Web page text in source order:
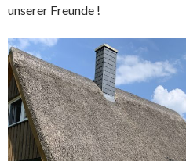
unserer Freunde !